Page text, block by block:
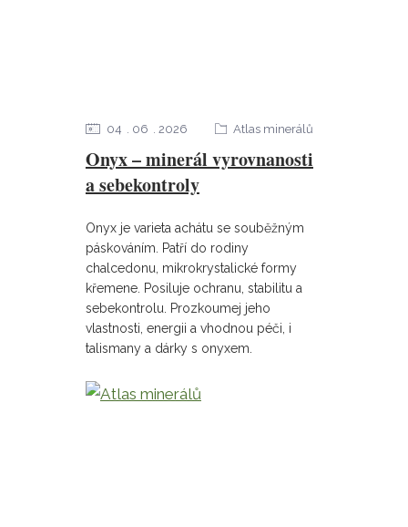
Onyx – minerál vyrovnanosti
a sebekontroly
04 06 2026 Atlas minerálů
Onyx je varieta achátu se souběžným
páskováním. Patří do rodiny
chalcedonu, mikrokrystalické formy
křemene. Posiluje ochranu, stabilitu a
sebekontrolu. Prozkoumej jeho
vlastnosti, energii a vhodnou péči, i
talismany a dárky s onyxem.